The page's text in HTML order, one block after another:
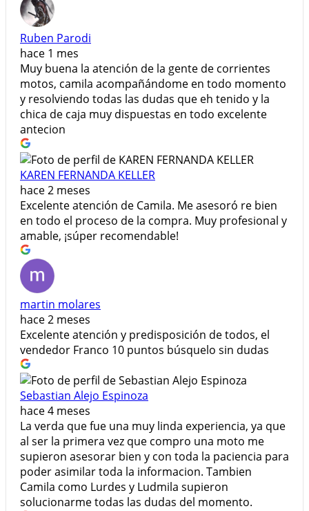
Ruben Parodi
hace 1 mes
Muy buena la atención de la gente de corrientes
motos, camila acompañándome en todo momento
y resolviendo todas las dudas que eh tenido y la
chica de caja muy dispuestas en todo excelente
antecion
KAREN FERNANDA KELLER
hace 2 meses
​Excelente atención de Camila. Me asesoró re bien
en todo el proceso de la compra. Muy profesional y
amable, ¡súper recomendable!
martin molares
hace 2 meses
Excelente atención y predisposición de todos, el
vendedor Franco 10 puntos búsquelo sin dudas
Sebastian Alejo Espinoza
hace 4 meses
La verda que fue una muy linda experiencia, ya que
al ser la primera vez que compro una moto me
supieron asesorar bien y con toda la paciencia para
poder asimilar toda la informacion. Tambien
Camila como Lurdes y Ludmila supieron
solucionarme todas las dudas del momento.